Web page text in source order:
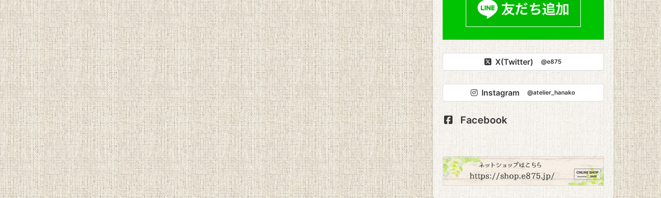
X(Twitter) @e875
Instagram @atelier_hanako
Facebook